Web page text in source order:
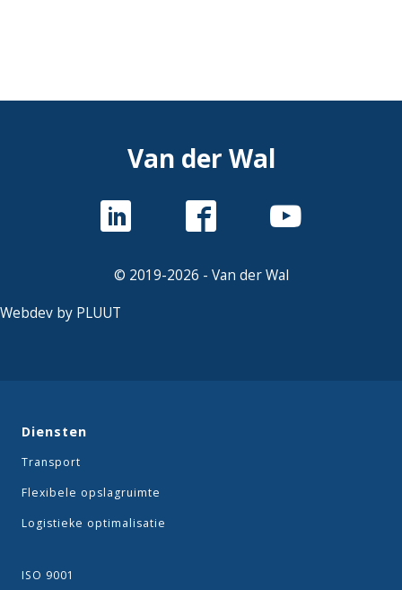
Van der Wal
© 2019-2026 - Van der Wal
Webdev by PLUUT
Diensten
Transport
Flexibele opslagruimte
Logistieke optimalisatie
ISO 9001